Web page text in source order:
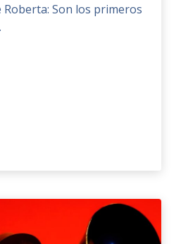
Son los primeros